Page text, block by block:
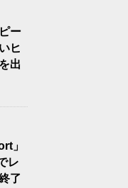
ー
ヒ
出
」
レ
了